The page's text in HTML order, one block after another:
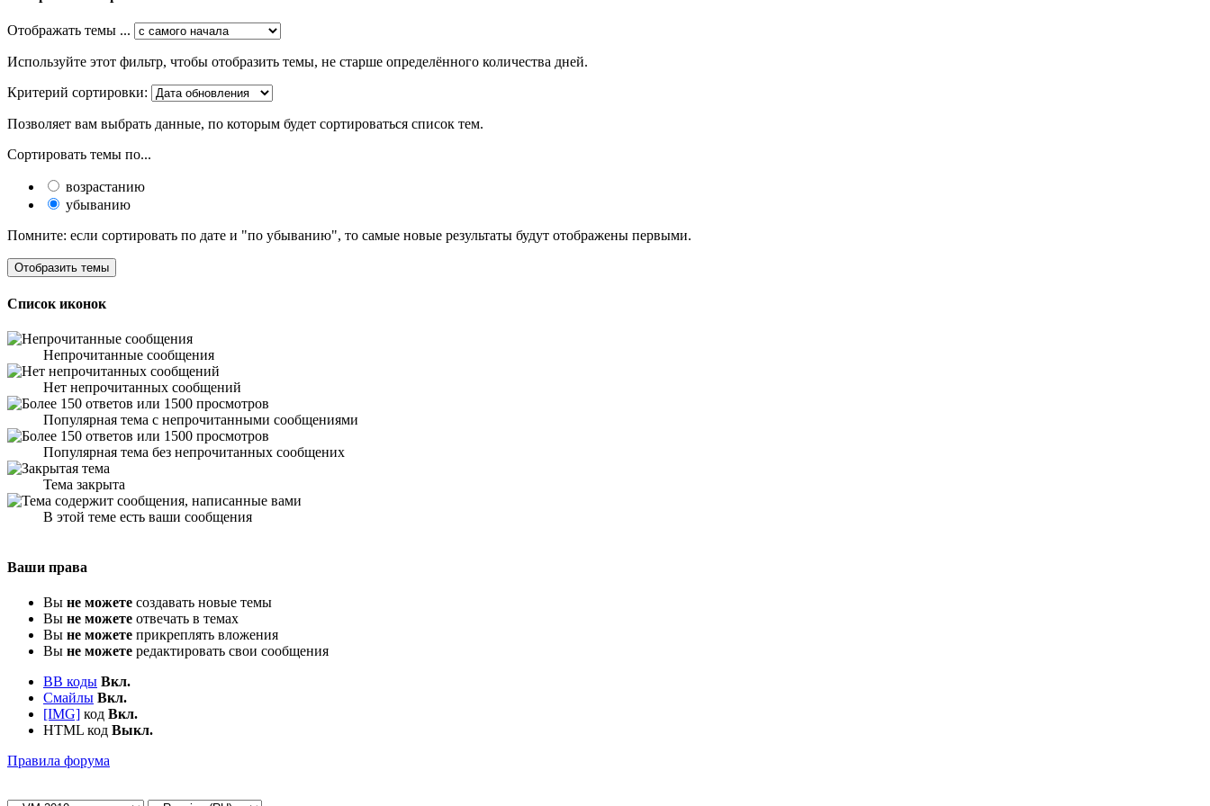
Отображать темы ...
Используйте этот фильтр, чтобы отобразить темы, не старше определённого количества дней.
Критерий сортировки:
Позволяет вам выбрать данные, по которым будет сортироваться список тем.
Сортировать темы по...
возрастанию
убыванию
Помните: если сортировать по дате и "по убыванию", то самые новые результаты будут отображены первыми.
Список иконок
Непрочитанные сообщения
Нет непрочитанных сообщений
Популярная тема с непрочитанными сообщениями
Популярная тема без непрочитанных сообщених
Тема закрыта
В этой теме есть ваши сообщения
Ваши права
Вы не можете создавать новые темы
Вы не можете отвечать в темах
Вы не можете прикреплять вложения
Вы не можете редактировать свои сообщения
BB коды Вкл.
Смайлы Вкл.
[IMG] код Вкл.
HTML код Выкл.
Правила форума